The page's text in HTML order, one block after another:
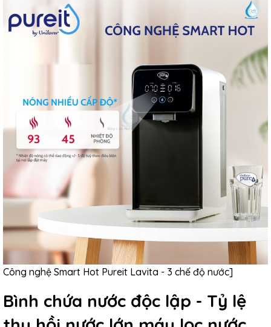
Công nghệ Smart Hot Pureit Lavita - 3 chế độ nước]
Bình chứa nước độc lập - Tỷ lệ